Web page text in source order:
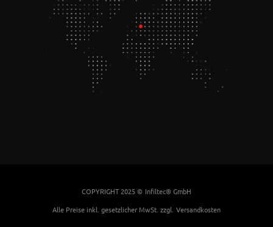
COPYRIGHT 2025 © Infiltec® GmbH
Alle Preise inkl. gesetzlicher MwSt. zzgl. Versandkosten